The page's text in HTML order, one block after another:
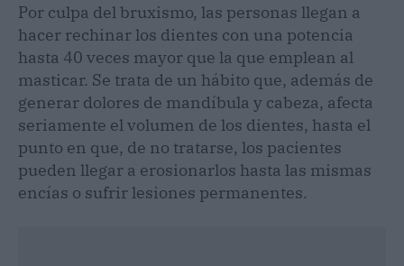
Por culpa del bruxismo, las personas llegan a
hacer rechinar los dientes con una potencia
hasta 40 veces mayor que la que emplean al
masticar. Se trata de un hábito que, además de
generar dolores de mandíbula y cabeza, afecta
seriamente el volumen de los dientes, hasta el
punto en que, de no tratarse, los pacientes
pueden llegar a erosionarlos hasta las mismas
encías o sufrir lesiones permanentes.